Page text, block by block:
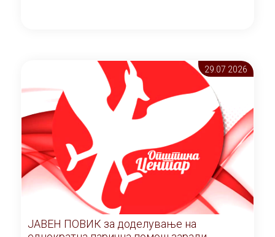
29.07 2026
ЈАВЕН ПОВИК за доделување на